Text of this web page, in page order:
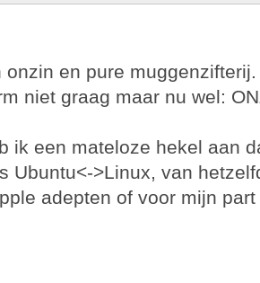
onzin en pure
niet graag maar nu wel:
ik een mateloze hekel aan
Ubuntu<->Linux, van
adepten of voor mijn